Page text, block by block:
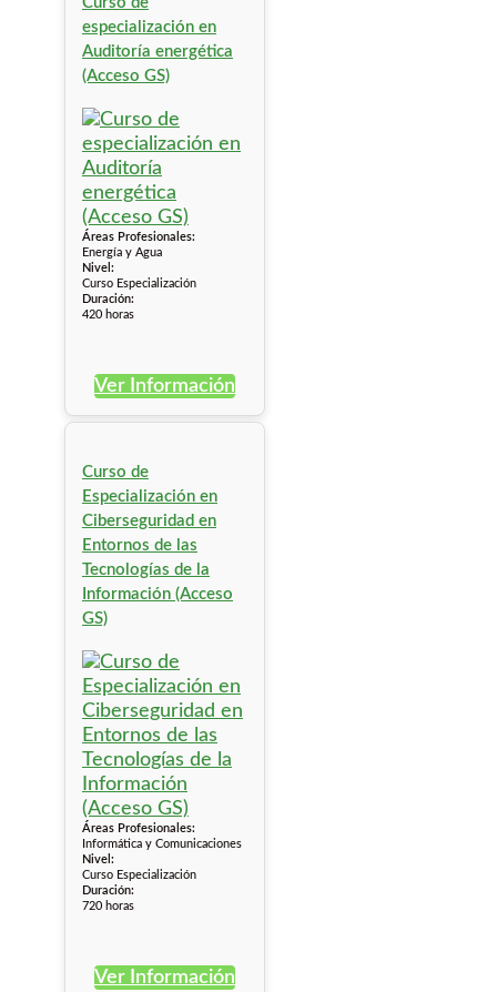
especialización en
Auditoría energética
(Acceso GS)
Áreas Profesionales:
Energía y Agua
Nivel:
Curso Especialización
Duración:
420 horas
Ver Información
Curso de
Especialización en
Ciberseguridad en
Entornos de las
Tecnologías de la
Información (Acceso
GS)
Áreas Profesionales:
Informática y Comunicaciones
Nivel:
Curso Especialización
Duración:
720 horas
Ver Información